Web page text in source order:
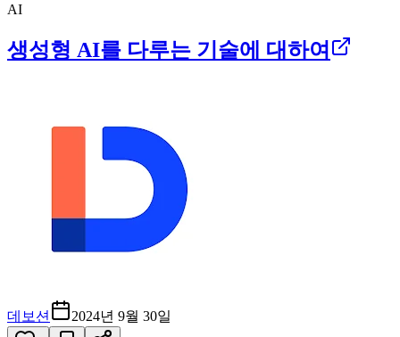
AI
생성형 AI를 다루는 기술에 대하여
데보션 2024년 9월 30일